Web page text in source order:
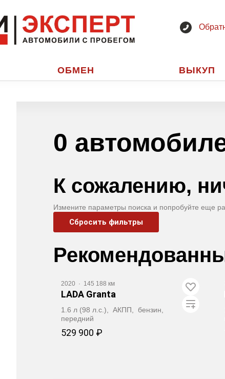
ОБМЕН ВЫКУП
0
К сожалению,
Измените параметры поиска и попробуйте еще
Сбросить фильтры
2020 · 145 188 км
LADA Granta
1.6 л (98 л.с.), АКПП, бензин,
передний
529 900 ₽